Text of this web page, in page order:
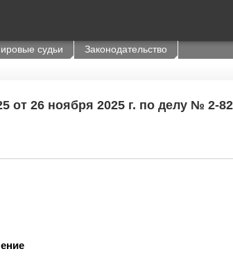
судьи Законодательство
от 26 ноября 2025 г. по делу № 2-